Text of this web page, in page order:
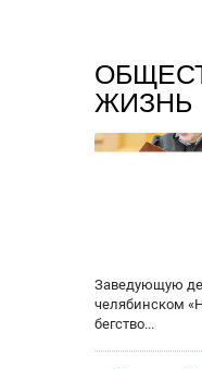
ЖИЗНЬ
Заведующую
челябинском
бегство...